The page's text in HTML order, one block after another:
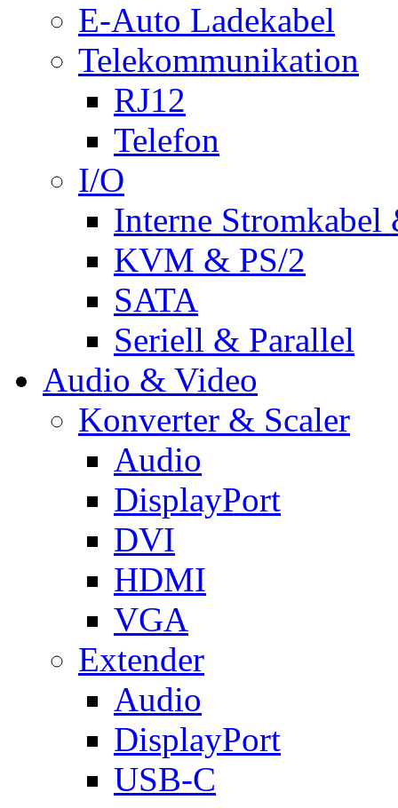
E-Auto Ladekabel
Telekommunikation
RJ12
Telefon
I/O
Interne Stromkabel
KVM & PS/2
SATA
Seriell & Parallel
Audio & Video
Konverter & Scaler
Audio
DisplayPort
DVI
HDMI
VGA
Extender
Audio
DisplayPort
USB-C